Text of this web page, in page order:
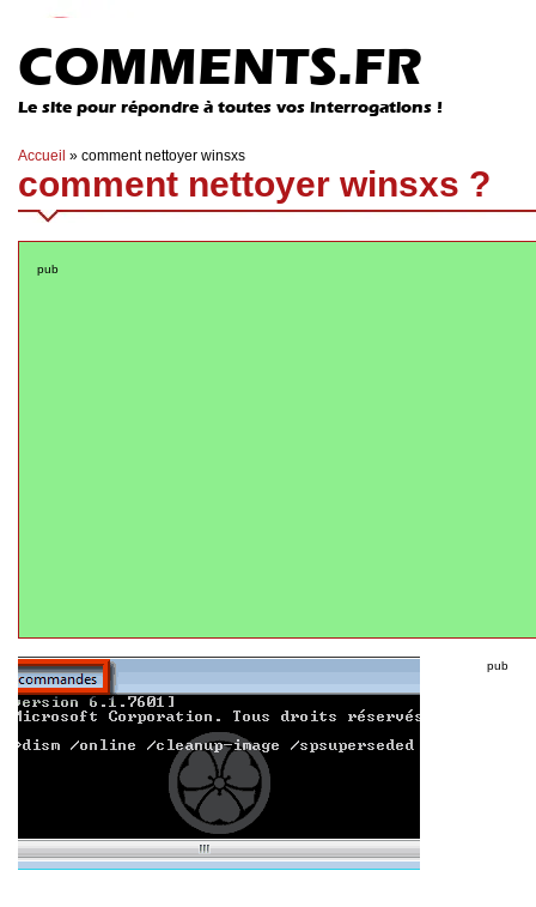
COMMENTS.FR
Le site pour répondre à toutes vos interrogations !
Accueil » comment nettoyer winsxs
comment nettoyer winsxs ?
pub
pub